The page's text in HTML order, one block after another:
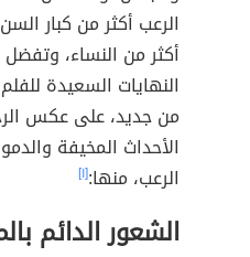
الرعب أكثر من كبار
أكثر من النساء، وتفضل
النهايات السعيدة
من جديد، على عكس
الأحداث المخيفة
الرعب، منها:[١]
الشعور الدائم